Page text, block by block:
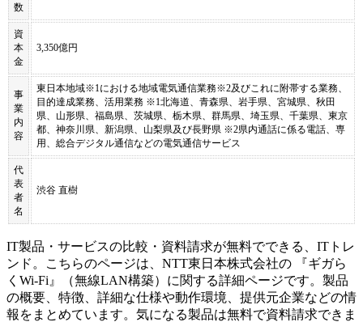
数
資
本
金
3,350億円
事
業
内
容
東日本地域※1における地域電気通信業務※2及びこれに附帯する業務、
目的達成業務、活用業務 ※1北海道、青森県、岩手県、宮城県、秋田
県、山形県、福島県、茨城県、栃木県、群馬県、埼玉県、千葉県、東京
都、神奈川県、新潟県、山梨県及び長野県 ※2県内通話に係る電話、専
用、総合デジタル通信などの電気通信サービス
代
表
者
名
渋谷 直樹
IT製品・サービスの比較・資料請求が無料でできる、ITトレ
ンド。こちらのページは、 NTT東日本株式会社の 『ギガら
くWi-Fi 』（無線LAN構築）に関する詳細ページです。製品
の概要、特徴、詳細な仕様や動作環境、提供元企業などの情
報をまとめています。気になる製品は無料で資料請求できま